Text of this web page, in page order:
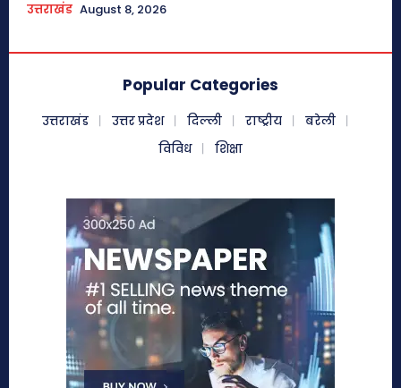
उत्तराखंड August 8, 2026
Popular Categories
उत्तराखंड उत्तर प्रदेश दिल्ली राष्ट्रीय
बरेली
विविध
शिक्षा